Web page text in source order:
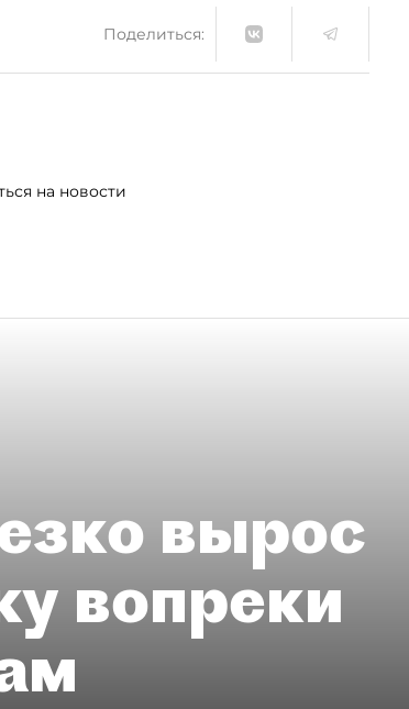
Поделиться:
на новости
вырос
вопреки